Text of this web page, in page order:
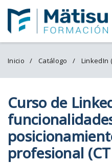
Inicio Catálogo LinkedIn
Curso de
profesional